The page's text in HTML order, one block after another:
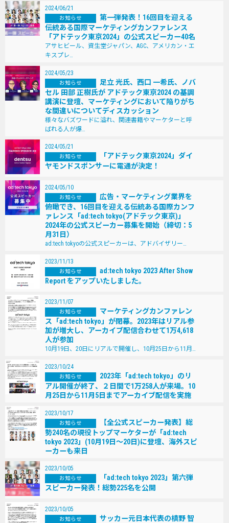
2024/06/21
お知らせ
第⼀弾発表！16回⽬を迎える
伝統ある国際マーケティングカンファレンス
「アドテック東京2024」の公式スピーカー40名
アサヒビール、資⽣堂ジャパン、AGC、アメリカン・エ
キスプレ…
2024/05/23
お知らせ
足立 光氏、⻄口 一希氏、ノバ
セル 田部 正樹氏が アドテック東京2024 の基調
講演に登壇、マーケティングにおいて陥りがち
な間違いについてディスカッション
様々なバズワードに溢れ、関連書籍やマーケターと呼
ばれる人が爆…
2024/05/21
お知らせ
「アドテック東京2024」ダイ
ヤモンドスポンサーに電通が決定！
2024/05/10
お知らせ
広告・マーケティング業界を
俯瞰でき、16回⽬を迎える伝統ある国際カンフ
ァレンス「ad:tech tokyo(アドテック東京)」
2024年の公式スピーカー募集を開始（締切：5
⽉31⽇）
ad:tech tokyoの公式スピーカーは、アドバイザリー…
2023/11/13
お知らせ
ad:tech tokyo 2023 After Show
Report をアップいたしました。
2023/11/07
お知らせ
マーケティングカンファレン
ス「ad:tech tokyo」が閉幕。2023年はリアル参
加が増大し、アーカイブ配信合わせて1万4,618
人が参加
10月19日、20日にリアルで開催し、10月25日から11月…
2023/10/24
お知らせ
2023年「ad:tech tokyo」のリ
アル開催が終了、２⽇間で1万258⼈が来場。10
⽉25⽇から11⽉5⽇までアーカイブ配信を実施
2023/10/17
お知らせ
【全公式スピーカー発表】総
勢240名の現役トップマーケターが「ad:tech
tokyo 2023」(10⽉19⽇〜20⽇)に登壇、海外スピ
ーカーも来⽇
2023/10/05
お知らせ
「ad:tech tokyo 2023」第六弾
スピーカー発表！総勢225名を公開
2023/10/05
お知らせ
サッカー元⽇本代表の槙野 智